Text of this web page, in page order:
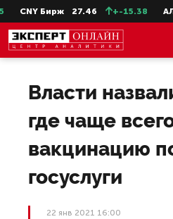
CNY Бирж 27.46 +-15.38
Власти
где чаще
вакцинацию
госуслуги
22 янв 2021 16:00